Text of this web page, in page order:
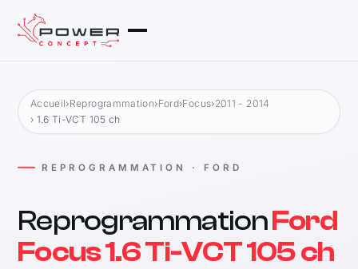
Accueil›Reprogrammation›Ford›Focus›2011 - 2014
› 1.6 Ti-VCT 105 ch
REPROGRAMMATION · FORD
ReprogrammationFord
Focus 1.6 Ti-VCT 105 ch